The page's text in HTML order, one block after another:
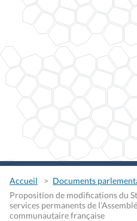
Accueil
Documents
Proposition de modifications du
services permanents de
communautaire française